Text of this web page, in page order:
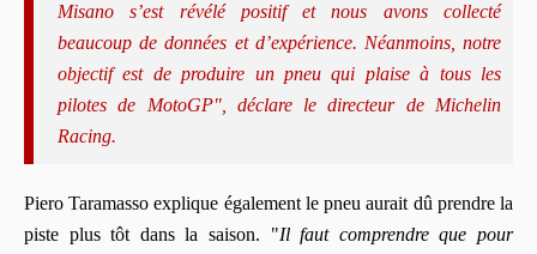
Misano s’est révélé positif et nous avons collecté
beaucoup de données et d’expérience. Néanmoins, notre
objectif est de produire un pneu qui plaise à tous les
pilotes de MotoGP", déclare le directeur de Michelin
Racing.
Piero Taramasso explique également le pneu aurait dû prendre la
piste plus tôt dans la saison. "Il faut comprendre que pour